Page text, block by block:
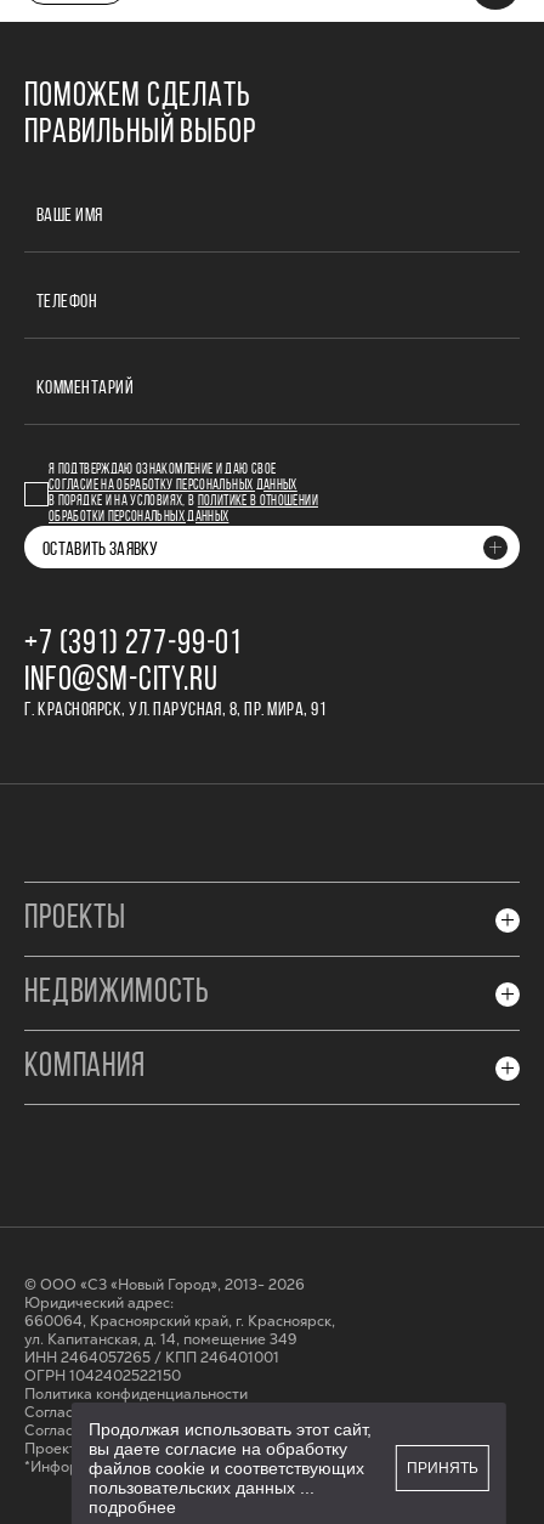
ПОМОЖЕМ СДЕЛАТЬ
ПРАВИЛЬНЫЙ ВЫБОР
ВАШЕ ИМЯ
ТЕЛЕФОН
КОММЕНТАРИЙ
Я ПОДТВЕРЖДАЮ ОЗНАКОМЛЕНИЕ И ДАЮ СВОЕ
СОГЛАСИЕ НА ОБРАБОТКУ ПЕРСОНАЛЬНЫХ ДАННЫХ
В ПОРЯДКЕ И НА УСЛОВИЯХ, В
ПОЛИТИКЕ В ОТНОШЕНИИ
ОБРАБОТКИ ПЕРСОНАЛЬНЫХ ДАННЫХ
ОСТАВИТЬ ЗАЯВКУ
+7 (391) 277‒99‒01
INFO@SM-CITY.RU
Г. КРАСНОЯРСК, УЛ. ПАРУСНАЯ, 8, ПР. МИРА, 91
ПРОЕКТЫ
НЕДВИЖИМОСТЬ
КОМПАНИЯ
© ООО «СЗ «Новый Город», 2013- 2026
Юридический адрес:
660064, Красноярский край, г. Красноярск,
ул. Капитанская, д. 14, помещение 349
ИНН 2464057265 / КПП 246401001
ОГРН 1042402522150
Политика конфиденциальности
Согласие на обработку персональных данных
Cогласие на получение рассылки
Проектные декларации на сайте наш.дом.рф
*Информация на сайте не является публичной офертой
Продолжая использовать этот сайт,
вы даете согласие на обработку
файлов cookie и соответствующих
пользовательских данных
подробнее
ПРИНЯТЬ